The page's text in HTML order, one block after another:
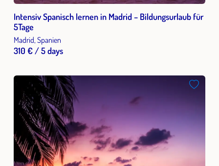
Intensiv Spanisch lernen in Madrid – Bildungsurlaub für
5Tage
Madrid, Spanien
310 € / 5 days